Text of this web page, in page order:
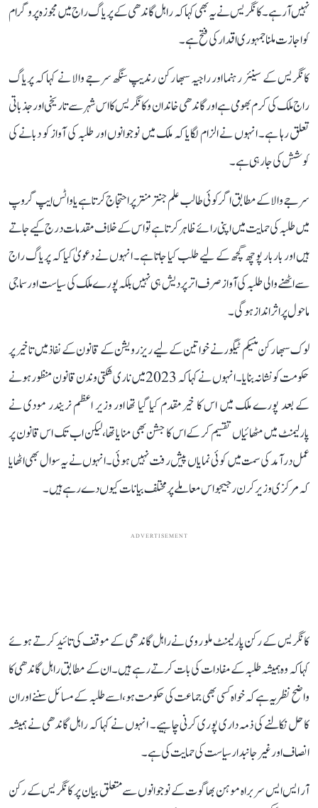
نہیں آ رہے۔ کانگریس نے یہ بھی کہا کہ راہل گاندھی کے پریاگ راج میں مجوزہ پروگرام
کو اجازت ملنا جمہوری اقدار کی فتح ہے۔
کانگریس کے سینئر رہنما اور راجیہ سبھا رکن رندیپ سنگھ سرجے والا نے کہا کہ پریاگ
راج ملک کی کرم بھومی ہے اور گاندھی خاندان و کانگریس کا اس شہر سے تاریخی اور جذباتی
تعلق رہا ہے۔ انہوں نے الزام لگایا کہ ملک میں نوجوانوں اور طلبہ کی آواز کو دبانے کی
کوشش کی جا رہی ہے۔
سرجے والا کے مطابق اگر کوئی طالب علم جنتر منتر پر احتجاج کرتا ہے یا واٹس ایپ گروپ
میں طلبہ کی حمایت میں اپنی رائے ظاہر کرتا ہے تو اس کے خلاف مقدمات درج کیے جاتے
ہیں اور بار بار پوچھ گچھ کے لیے طلب کیا جاتا ہے۔ انہوں نے دعویٰ کیا کہ پریاگ راج
سے اٹھنے والی طلبہ کی آواز صرف اتر پردیش ہی نہیں بلکہ پورے ملک کی سیاست اور سماجی
ماحول پر اثر انداز ہوگی۔
لوک سبھا رکن منیکم ٹیگور نے خواتین کے لیے ریزرویشن کے قانون کے نفاذ میں تاخیر پر
حکومت کو نشانہ بنایا۔ انہوں نے کہا کہ 2023 میں ناری شکتی وندن قانون منظور ہونے
کے بعد پورے ملک میں اس کا خیرمقدم کیا گیا تھا اور وزیر اعظم نریندر مودی نے
پارلیمنٹ میں مٹھائیاں تقسیم کر کے اس کا جشن بھی منایا تھا، لیکن اب تک اس قانون پر
عمل درآمد کی سمت میں کوئی نمایاں پیش رفت نہیں ہوئی۔ انہوں نے یہ سوال بھی اٹھایا
کہ مرکزی وزیر کرن رجیجو اس معاملے پر مختلف بیانات کیوں دے رہے ہیں۔
ADVERTISEMENT
کانگریس کے رکن پارلیمنٹ ملو روی نے راہل گاندھی کے موقف کی تائید کرتے ہوئے
کہا کہ وہ ہمیشہ طلبہ کے مفادات کی بات کرتے رہے ہیں۔ ان کے مطابق راہل گاندھی کا
واضح نظریہ ہے کہ خواہ کسی بھی جماعت کی حکومت ہو، اسے طلبہ کے مسائل سننے اور ان
کا حل نکالنے کی ذمہ داری پوری کرنی چاہیے۔ انہوں نے کہا کہ راہل گاندھی نے ہمیشہ
انصاف اور غیر جانبدار سیاست کی حمایت کی ہے۔
آر ایس ایس سربراہ موہن بھاگوت کے نوجوانوں سے متعلق بیان پر کانگریس کے رکن